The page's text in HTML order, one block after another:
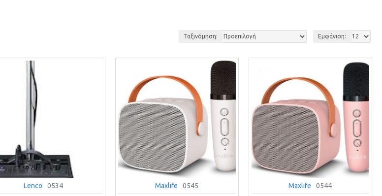
Ταξινόμηση: Εμφάνιση:
Lenco 0534 Maxlife 0545 Maxlife 0544